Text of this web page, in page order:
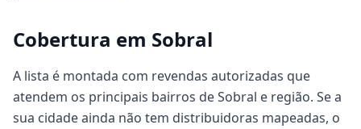
Cobertura em Sobral
A lista é montada com revendas autorizadas que
atendem os principais bairros de Sobral e região. Se a
sua cidade ainda não tem distribuidoras mapeadas, o